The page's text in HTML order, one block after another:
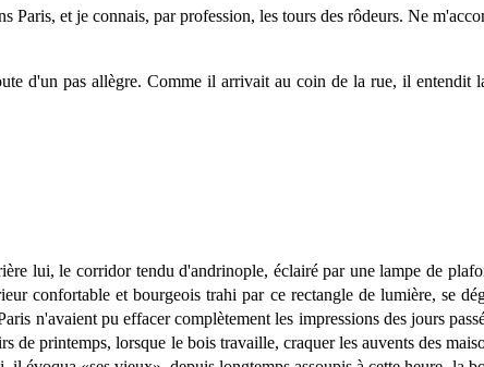
et je connais, par profession, les tours des rôdeurs. Ne
d'un pas allègre. Comme il arrivait au coin de la rue, il entendit
lui, le corridor tendu d'andrinople, éclairé par une lampe de
confortable et bourgeois trahi par ce rectangle de lumière, se
n'avaient pu effacer complètement les impressions des jours
de printemps, lorsque le bois travaille, craquer les auvents des